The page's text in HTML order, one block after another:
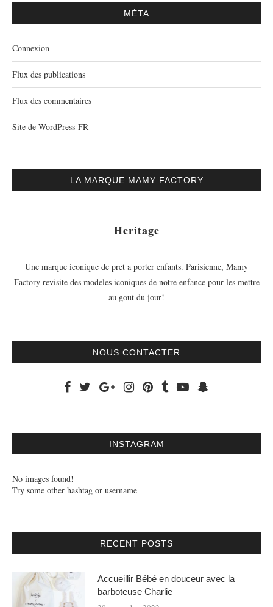
MÉTA
Connexion
Flux des publications
Flux des commentaires
Site de WordPress-FR
LA MARQUE MAMY FACTORY
Heritage
Une marque iconique de pret a porter enfants. Parisienne, Mamy
Factory revisite des modeles iconiques de notre enfance pour les mettre
au gout du jour!
NOUS CONTACTER
INSTAGRAM
No images found!
Try some other hashtag or username
RECENT POSTS
Accueillir Bébé en douceur avec la
barboteuse Charlie